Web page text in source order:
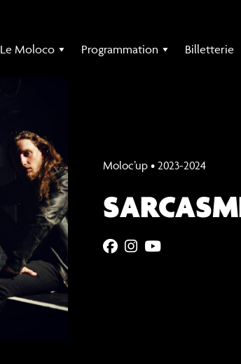
Le Moloco Programmation Billetterie
Moloc’up 2023-2024